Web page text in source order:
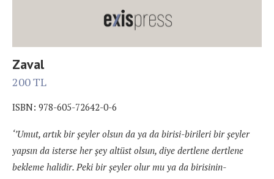
Zaval
200TL
ISBN: 978-605-72642-0-6
‘’Umut, artık bir şeyler olsun da ya da birisi-birileri bir şeyler
yapsın da isterse her şey altüst olsun, diye dertlene dertlene
bekleme halidir. Peki bir şeyler olur mu ya da birisinin-